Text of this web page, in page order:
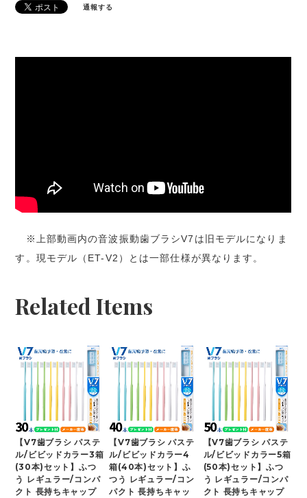
通報する
※上部動画内の音波振動歯ブラシV7は旧モデルになりま
す。現モデル（ET-V2）とは一部仕様が異なります。
Related Items
【V7歯ブラシ パステ
ル/ビビッドカラー3箱
(30本)セット】ふつ
う レギュラー/コンパ
クト 長持ちキャップ
【V7歯ブラシ パステ
ル/ビビッドカラー4
箱(40本)セット】ふ
つう レギュラー/コン
パクト 長持ちキャッ
【V7歯ブラシ パステ
ル/ビビッドカラー5箱
(50本)セット】ふつ
う レギュラー/コンパ
クト 長持ちキャップ